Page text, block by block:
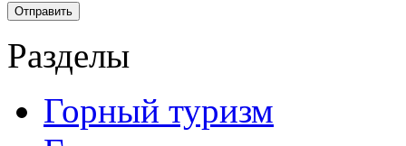
Разделы
Горный туризм